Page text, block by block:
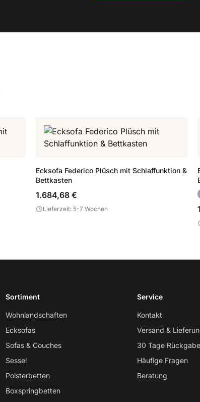
Ecksofa Federico Plüsch mit Schlaffunktion &
Bettkasten
1.684,68 €
Lieferzeit: 5-7 Wochen
Sortiment
Wohnlandschaften
Ecksofas
Sofas & Couches
Sessel
Polsterbetten
Boxspringbetten
Service
Kontakt
Versand &
30 Tage Rückgabe
Häufige Fragen
Beratung